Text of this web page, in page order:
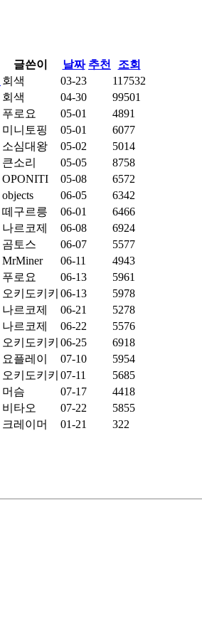
글쓴이 날짜 추천
조회
회색 03-23
117532
회색 04-30
99501
푸로요 05-01
4891
미니토핑 05-01
6077
소심대왕 05-02
5014
큰소리 05-05
8758
OPONITI 05-08
6572
objects 06-05
6342
떼구르릉 06-01
6466
나르코제 06-08
6924
곰토스 06-07
5577
MrMiner 06-11
4943
푸로요 06-13
5961
오키도키키 06-13
5978
나르코제 06-21
5278
나르코제 06-22
5576
오키도키키 06-25
6918
요플레이 07-10
5954
오키도키키 07-11
5685
머슴 07-17
4418
비타오 07-22
5855
크레이머 01-21
322